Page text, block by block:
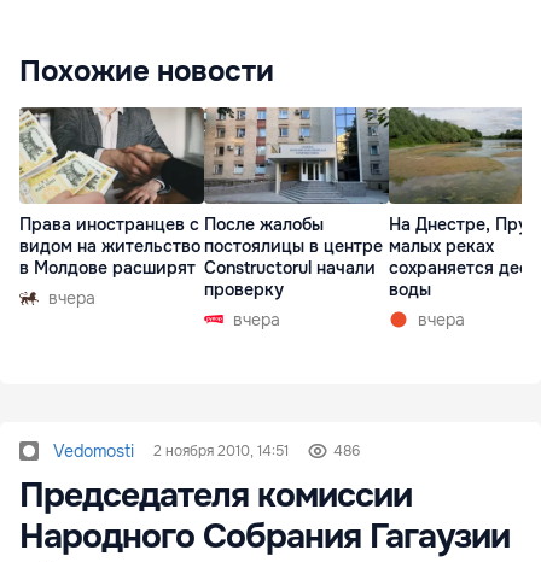
Похожие новости
Права иностранцев с
видом на жительство
в Молдове расширят
вчера
После жалобы
постоялицы в центре
Constructorul начали
проверку
вчера
На Днестре,
малых реках
сохраняется
воды
вчера
Vedomosti 2 ноября 2010, 14:51 486
Председателя комиссии
Народного Собрания Гагаузии